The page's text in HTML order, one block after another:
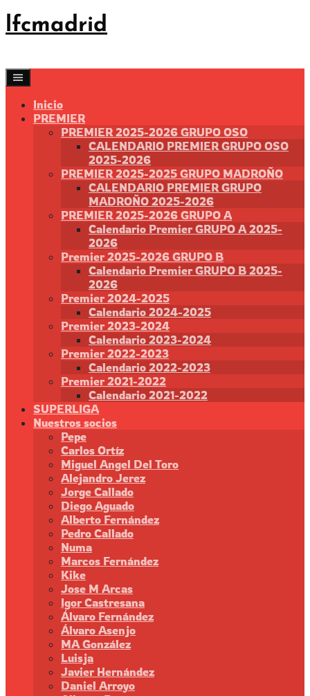
Saltar
al
lfcmadrid
Inicio
PREMIER
PREMIER 2025-2026 GRUPO OSO
CALENDARIO PREMIER GRUPO OSO
2025-2026
PREMIER 2025-2025 GRUPO MADROÑO
CALENDARIO PREMIER GRUPO
MADROÑO 2025-2026
PREMIER 2025-2026 GRUPO A
Calendario Premier GRUPO A 2025-
2026
Premier 2025-2026 GRUPO B
Calendario Premier GRUPO B 2025-
2026
Premier 2024-2025
Calendario 2024-2025
Premier 2023-2024
Calendario 2023-2024
Premier 2022-2023
Calendario 2022-2023
Premier 2021-2022
Calendario 2021-2022
SUPERLIGA
Nuestros socios
Pepe
Carlos Ortíz
Miguel Angel Del Toro
Alejandro Jerez
Jorge Callado
Diego Aguado
Alberto Fernández
Pedro Callado
Numa
Marcos Fernández
Kike
Jose M Arcas
Igor Castresana
Álvaro Fernández
Álvaro Asenjo
MA González
Luisja
Javier Hernández
Daniel Arroyo